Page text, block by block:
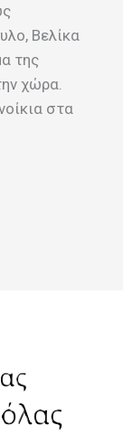
Βελίκα
της
χώρα.
στα